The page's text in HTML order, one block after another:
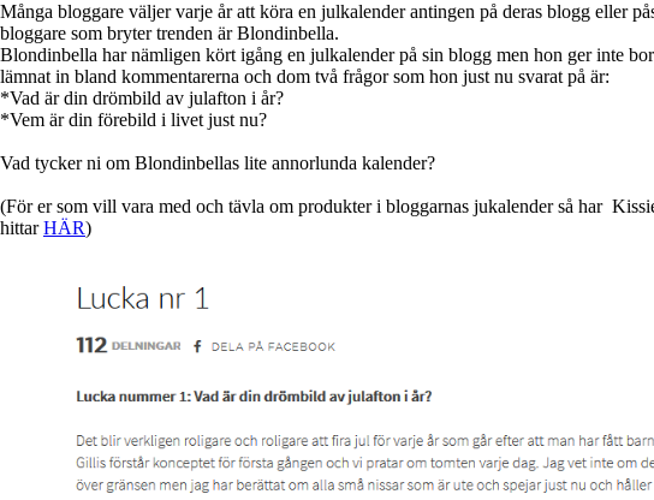
Många bloggare väljer varje år att köra en julkalender antingen på deras blogg eller
bloggare som bryter trenden är Blondinbella.
Blondinbella har nämligen kört igång en julkalender på sin blogg men hon ger inte
lämnat in bland kommentarerna och dom två frågor som hon just nu svarat på är:
*Vad är din drömbild av julafton i år?
*Vem är din förebild i livet just nu?
Vad tycker ni om Blondinbellas lite annorlunda kalender?
(För er som vill vara med och tävla om produkter i bloggarnas jukalender så har
hittarHÄR)